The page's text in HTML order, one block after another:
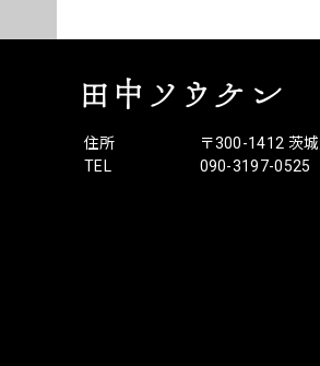
住所
〒300-1412 茨
TEL
090-3197-0525